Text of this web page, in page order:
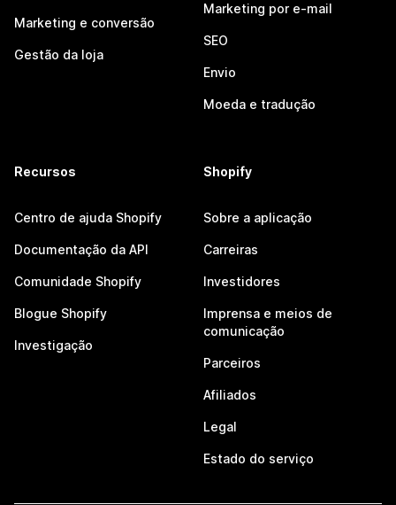
Marketing e conversão
Gestão da loja
Marketing por e-mail
SEO
Envio
Moeda e tradução
Recursos
Centro de ajuda Shopify
Documentação da API
Comunidade Shopify
Blogue Shopify
Investigação
Shopify
Sobre a aplicação
Carreiras
Investidores
Imprensa e meios de
comunicação
Parceiros
Afiliados
Legal
Estado do serviço